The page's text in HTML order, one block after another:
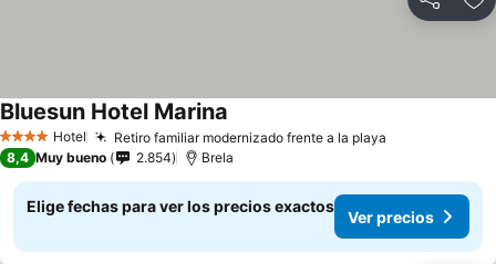
Compartir
4 EstrellasHotel Retiro familiar modernizado frente a la playa
Bluesun Hotel Marina
8,4 Muy bueno 2.854 Brela
Elige fechas para ver los precios exactos
Ver precios